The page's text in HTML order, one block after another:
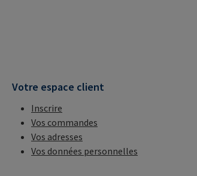
Votre espace client
Inscrire
Vos commandes
Vos adresses
Vos données personnelles